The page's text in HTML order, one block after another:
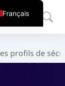
profils de
Français